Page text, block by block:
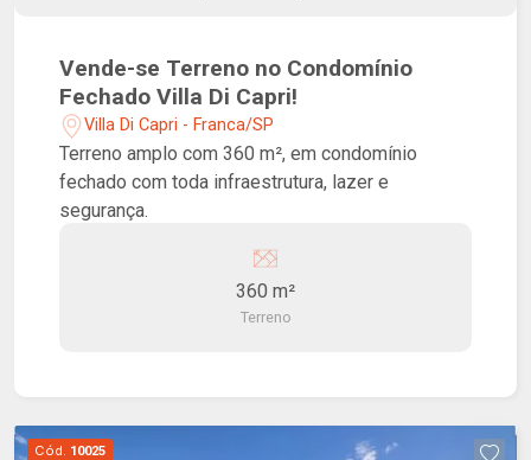
Vende-se Terreno no Condomínio
Fechado Villa Di Capri!
Villa Di Capri - Franca/SP
Terreno amplo com 360 m², em condomínio
fechado com toda infraestrutura, lazer e
segurança.
360 m²
Terreno
Cód. 10025